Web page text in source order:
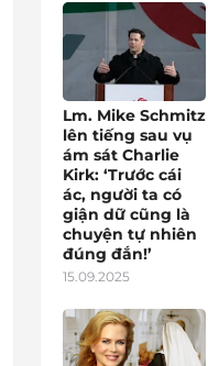
Lm. Mike Schmitz
lên tiếng sau vụ
ám sát Charlie
Kirk: ‘Trước cái
ác, người ta có
giận dữ cũng là
chuyện tự nhiên
đúng đắn!’
15.09.2025